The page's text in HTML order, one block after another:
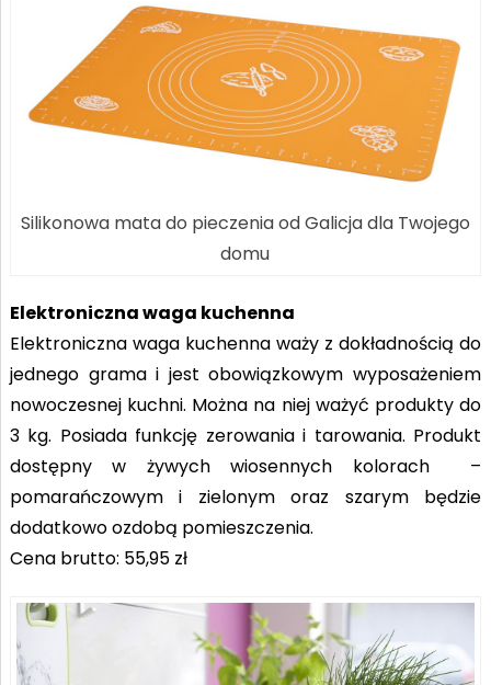
Silikonowa mata do pieczenia od Galicja dla Twojego
domu
Elektroniczna waga kuchenna
Elektroniczna waga kuchenna waży z dokładnością do
jednego grama i jest obowiązkowym wyposażeniem
nowoczesnej kuchni. Można na niej ważyć produkty do
3 kg. Posiada funkcję zerowania i tarowania. Produkt
dostępny w żywych wiosennych kolorach –
pomarańczowym i zielonym oraz szarym będzie
dodatkowo ozdobą pomieszczenia.
Cena brutto: 55,95 zł